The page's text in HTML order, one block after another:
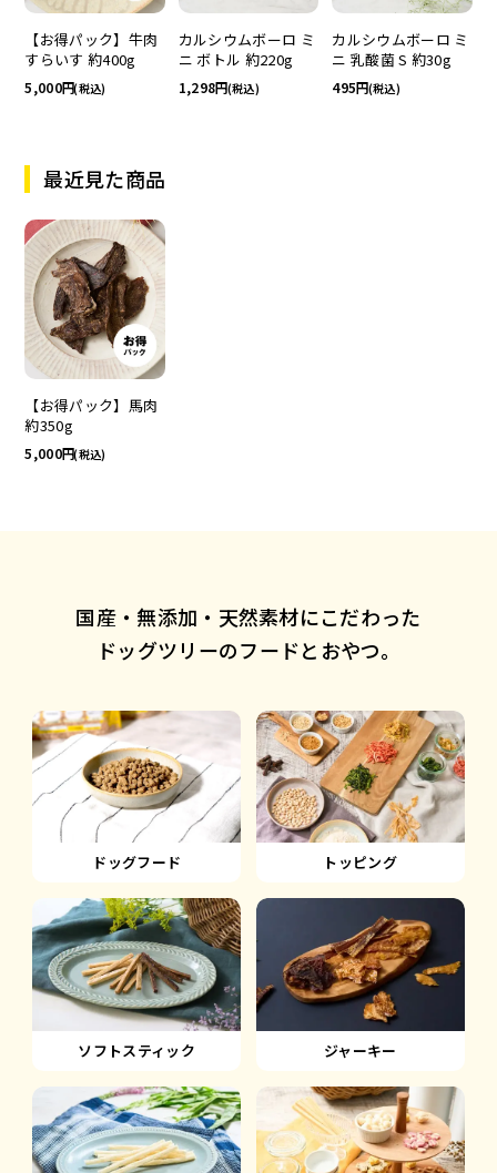
【お得パック】牛肉
すらいす 約400g
5,000 (税込)
カルシウムボーロ ミ
ニ ボトル 約220g
1,298 (税込)
カルシウムボーロ ミ
ニ 乳酸菌 S 約30g
495 (税込)
最近見た商品
【お得パック】馬肉
約350g
5,000 (税込)
国産・無添加・天然素材にこだわった
ドッグツリーのフードとおやつ。
ドッグフード トッピング
ソフトスティック ジャーキー